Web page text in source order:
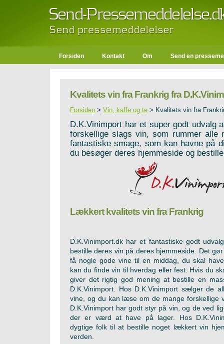
Forsiden Kontakt Om Send en
Kvalitets vin fra Frankrig fra
Forsiden > Vin, kaffe og te > Kvalitets vin fra
D.K.Vinimport har et super godt udvalg
forskellige slags vin, som rummer alle
fantastiske smage, som kan havne på
du besøger deres hjemmeside og
Lækkert kvalitets vin fra Frankrig
D.K.Vinimport.dk har et fantastiske godt
bestille deres vin på deres hjemmeside. Det
få nogle gode vine til en middag, du skal
kan du finde vin til hverdag eller fest. Hvis du
giver det rigtig god mening at bestille en
D.K.Vinimport. Hos D.K.Vinimport sælger de
vine, og du kan læse om de mange forskellige
D.K.Vinimport har godt styr på vin, og de ved
der er værd at have på lager. Hos
dygtige folk til at bestille noget lækkert vin
verden.